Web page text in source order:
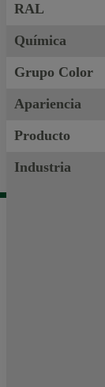
RAL
Química
Grupo Color
Apariencia
Producto
Industria